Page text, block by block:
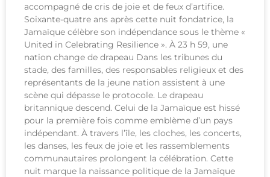
accompagné de cris de joie et de feux d’artifice.
Soixante-quatre ans après cette nuit fondatrice, la
Jamaïque célèbre son indépendance sous le thème «
United in Celebrating Resilience ». À 23 h 59, une
nation change de drapeau Dans les tribunes du
stade, des familles, des responsables religieux et des
représentants de la jeune nation assistent à une
scène qui dépasse le protocole. Le drapeau
britannique descend. Celui de la Jamaïque est hissé
pour la première fois comme emblème d’un pays
indépendant. À travers l’île, les cloches, les concerts,
les danses, les feux de joie et les rassemblements
communautaires prolongent la célébration. Cette
nuit marque la naissance politique de la Jamaïque